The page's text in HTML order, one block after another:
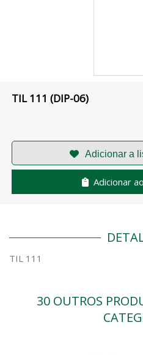
TIL 111 (DIP-06)
Adicionar
TIL 111
30 OUTROS